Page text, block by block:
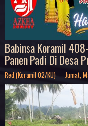
Babinsa Koramil
Panen Padi Di Desa
Red (Koramil 02/KU) Jumat,